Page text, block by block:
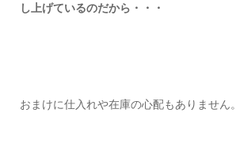
し上げているのだから・・・
おまけに仕入れや在庫の心配もありません。